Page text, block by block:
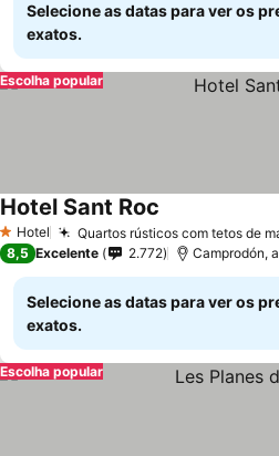
Selecione as datas para ver os
exatos.
Escolha popular
1 Estrelas
Hotel Quartos rústicos com tetos de
Hotel Sant Roc
8,5 Excelente 2.772 Camprodón,
Selecione as datas para ver os
exatos.
Escolha popular